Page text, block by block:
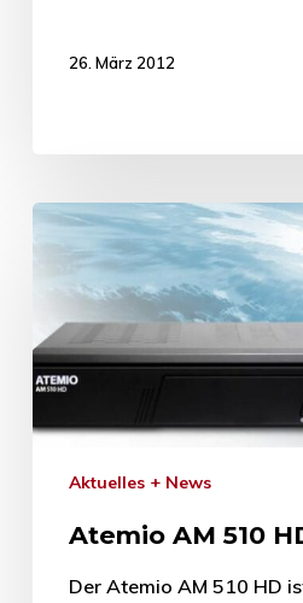
26. März 2012
Aktuelles + News
Atemio AM 510
Der Atemio AM 510 HD